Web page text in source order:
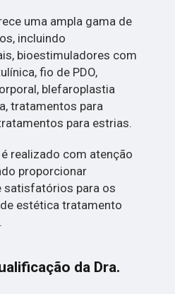
uma ampla gama de
incluindo
bioestimuladores com
fio de PDO,
blefaroplastia
tratamentos para
para estrias.
realizado com atenção
proporcionar
satisfatórios para os
estética tratamento
da Dra.